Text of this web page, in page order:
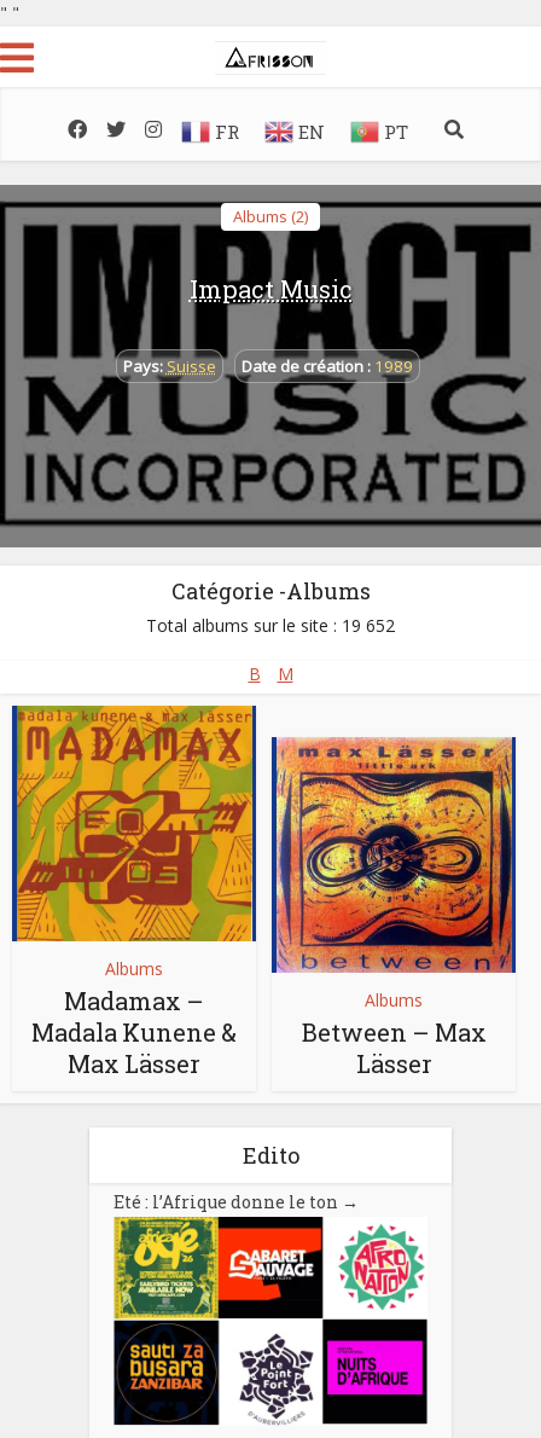
" "
FR EN PT
Albums (2)
Impact Music
Pays:Suisse Date de création : 1989
Catégorie -Albums
Total albums sur le site : 19 652
B M
Albums
Madamax –
Madala Kunene &
Max Lässer
Albums
Between – Max
Lässer
Edito
Eté : l’Afrique donne le ton →